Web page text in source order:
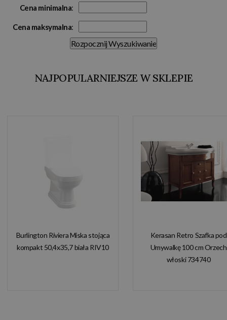
Cena minimalna:
Cena maksymalna:
NAJPOPULARNIEJSZE W SKLEPIE
Burlington Riviera Miska stojąca
kompakt 50,4x35,7 biała RIV10
Kerasan Retro Szafka pod
Umywalkę 100 cm Orzech
włoski 734740